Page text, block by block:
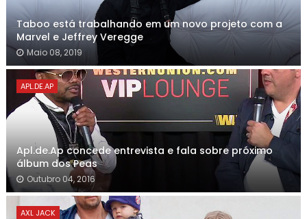
Taboo está trabalhando em um novo projeto com a
Marvel e Jeffrey Veregge
Maio 08, 2019
APL.DE.AP
Apl.de.Ap concede entrevista e fala sobre próximo
álbum dos Peas
Outubro 04, 2016
AXL JACK